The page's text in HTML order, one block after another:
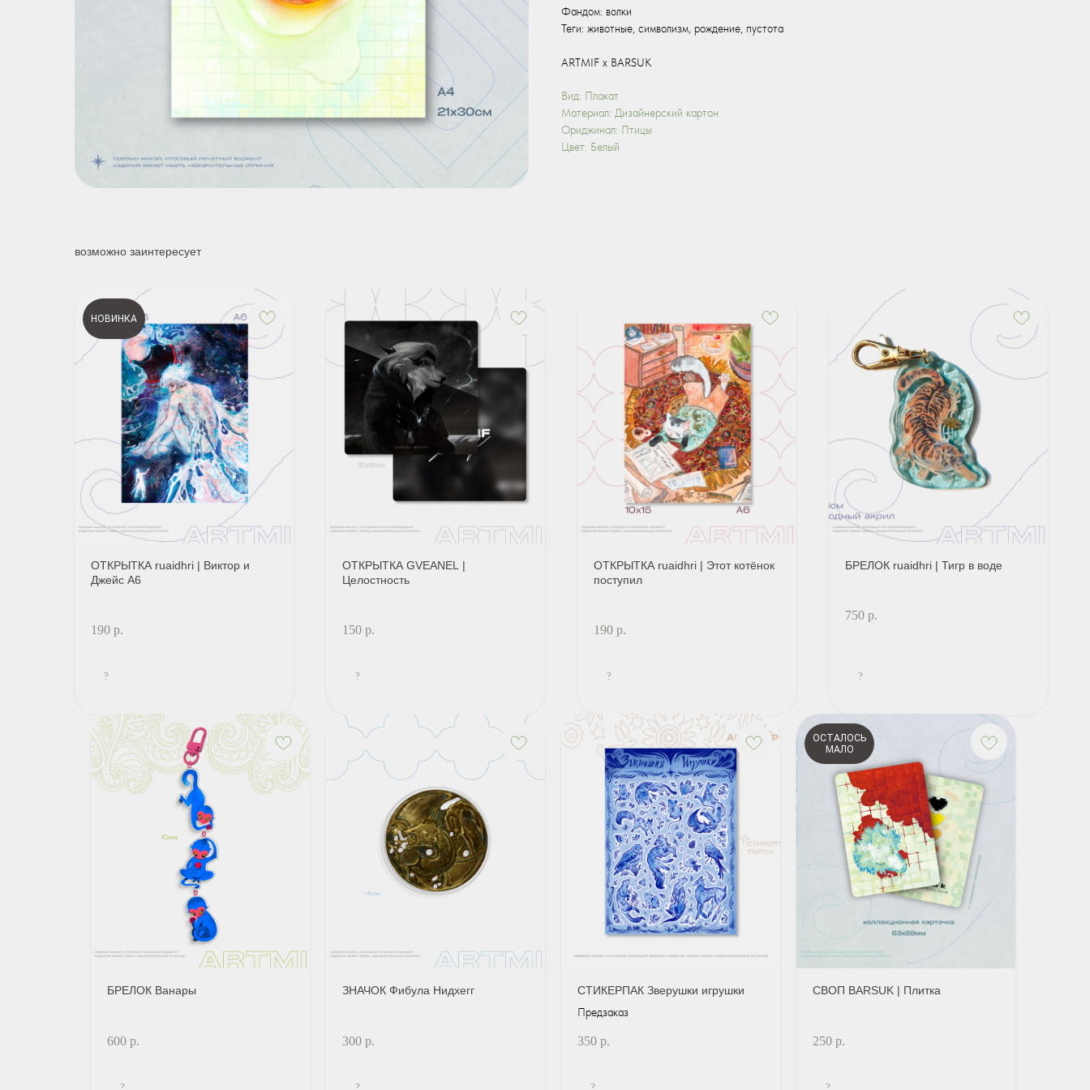
Фандом: волки
Теги: животные, символизм, рождение, пустота
ARTMIF х BARSUK
Вид: Плакат
Материал: Дизайнерский картон
Ориджинал: Птицы
Цвет: Белый
возможно заинтересует
НОВИНКА
ОТКРЫТКА ruaidhri | Виктор и
Джейс А6
190 р.
?
ОТКРЫТКА GVEANEL |
Целостность
150 р.
?
ОТКРЫТКА ruaidhri | Этот котёнок
поступил
190 р.
?
БРЕЛОК ruaidhri | Тигр в воде
750 р.
?
БРЕЛОК Ванары
600 р.
?
ЗНАЧОК Фибула Нидхегг
300 р.
?
СТИКЕРПАК Зверушки игрушки
Предзаказ
350 р.
?
ОСТАЛОСЬ
МАЛО
СВОП BARSUK | Плитка
250 р.
?